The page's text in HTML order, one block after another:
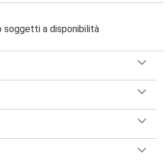
soggetti a disponibilità